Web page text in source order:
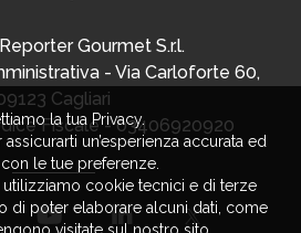
Gourmet S.r.l.
- Via Carloforte 60,
Cagliari
Fiscale - 03406920920
la tua Privacy.
un’esperienza accurata ed
le tue preferenze.
cookie tecnici e di terze
di poter elaborare alcuni dati, come